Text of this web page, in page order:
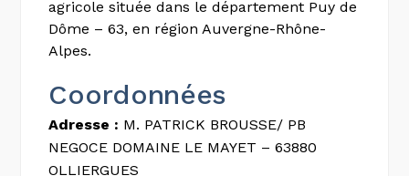
agricole située dans le département Puy de
Dôme – 63, en région Auvergne-Rhône-
Alpes.
Coordonnées
Adresse : M. PATRICK BROUSSE/ PB
NEGOCE DOMAINE LE MAYET – 63880
OLLIERGUES